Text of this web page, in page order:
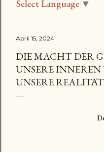
Select Language ▼
April 15, 2024
DIE MACHT DER
UNSERE
UNSERE